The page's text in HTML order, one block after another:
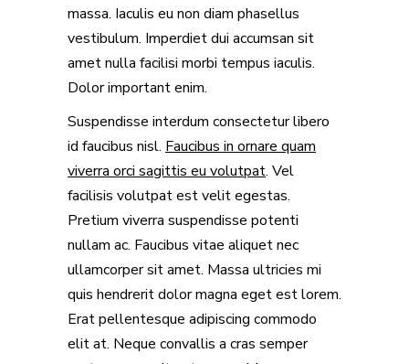
massa. Iaculis eu non diam phasellus
vestibulum. Imperdiet dui accumsan sit
amet nulla facilisi morbi tempus iaculis.
Dolor important enim.
Suspendisse interdum consectetur libero
id faucibus nisl. Faucibus in ornare quam
viverra orci sagittis eu volutpat. Vel
facilisis volutpat est velit egestas.
Pretium viverra suspendisse potenti
nullam ac. Faucibus vitae aliquet nec
ullamcorper sit amet. Massa ultricies mi
quis hendrerit dolor magna eget est lorem.
Erat pellentesque adipiscing commodo
elit at. Neque convallis a cras semper